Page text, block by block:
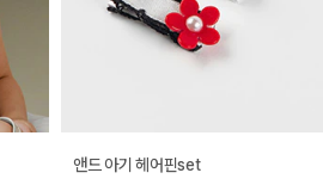
앤드 아기 헤어핀set